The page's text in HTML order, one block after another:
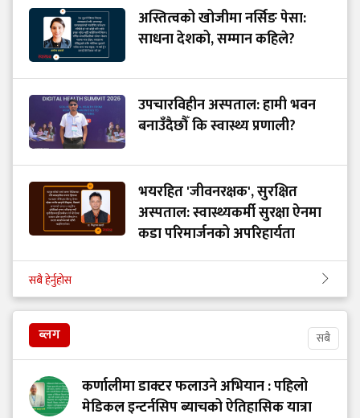
अस्तित्वको खोजीमा नर्सिङ पेसा:
साधना देशको, सम्मान कहिले?
उपचारविहीन अस्पताल: हामी भवन
बनाउँदैछौँ कि स्वास्थ्य प्रणाली?
भयरहित 'जीवनरक्षक', सुरक्षित
अस्पताल: स्वास्थ्यकर्मी सुरक्षा ऐनमा
कडा परिमार्जनको अपरिहार्यता
सबै हेर्नुहोस
ब्लग सबै
कर्णालीमा डाक्टर फलाउने अभियान : पहिलो
मेडिकल इन्टर्नसिप ब्याचको ऐतिहासिक यात्रा